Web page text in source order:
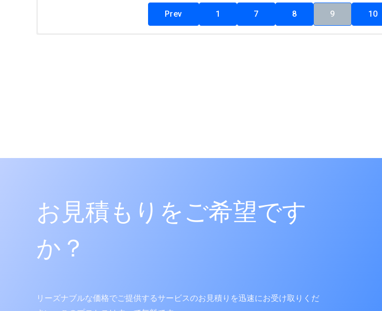
Prev 1 7 8 9 10
데이나스픽 하이드로 에너지 리차지
Reg. No.:
Pub. No.:
App. No.: 4020250160196
お見積もりをご希望です
か？
リーズナブルな価格でご提供するサービスのお見積りを迅速にお受け取りくだ